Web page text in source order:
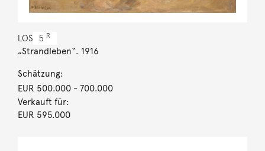
LOS 5 R
„Strandleben“. 1916
Schätzung:
EUR 500.000- 700.000
Verkauft für:
EUR 595.000